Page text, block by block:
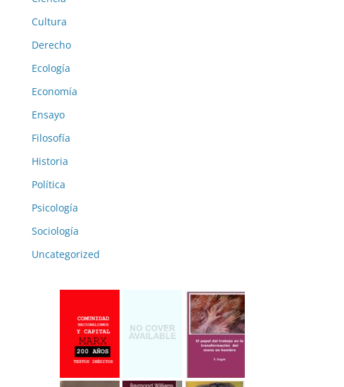
Cultura
Derecho
Ecología
Economía
Ensayo
Filosofía
Historia
Política
Psicología
Sociología
Uncategorized